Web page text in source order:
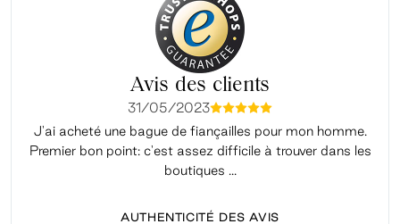
Avis des clients
31/05/2023mmmmm
J'ai acheté une bague de fiançailles pour mon homme.
Premier bon point: c'est assez difficile à trouver dans les
boutiques ...
AUTHENTICITÉ DES AVIS